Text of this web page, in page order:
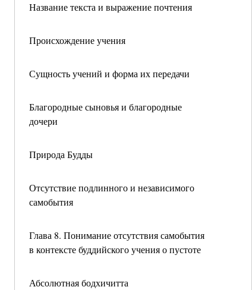
Название текста и выражение почтения
Происхождение учения
Сущность учений и форма их передачи
Благородные сыновья и благородные
дочери
Природа Будды
Отсутствие подлинного и независимого
самобытия
Глава 8. Понимание отсутствия самобытия
в контексте буддийского учения о пустоте
Абсолютная бодхичитта